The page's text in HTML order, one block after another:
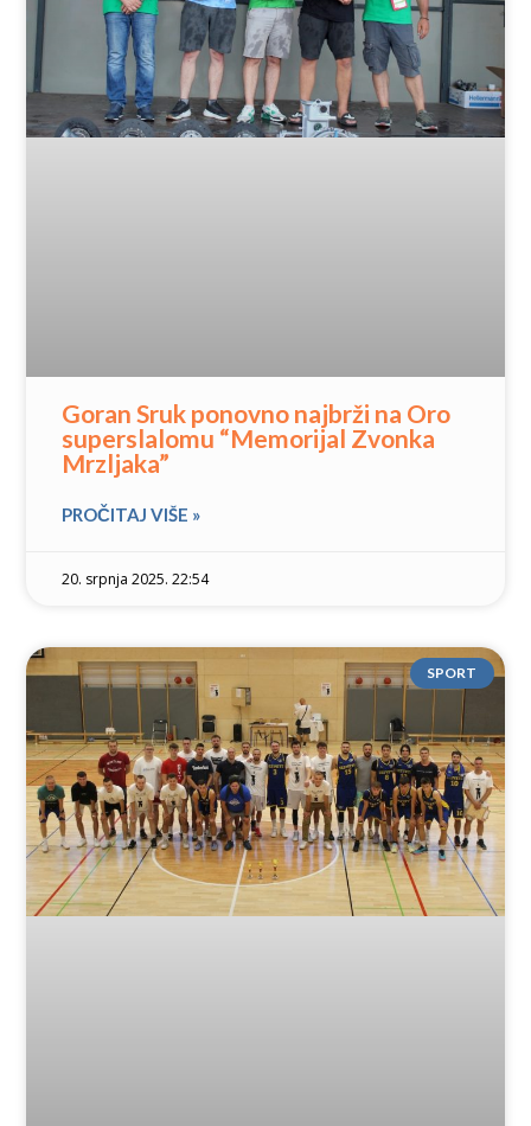
Goran Sruk ponovno najbrži na Oro
superslalomu “Memorijal Zvonka
Mrzljaka”
PROČITAJ VIŠE »
20. srpnja 2025. 22:54
SPORT